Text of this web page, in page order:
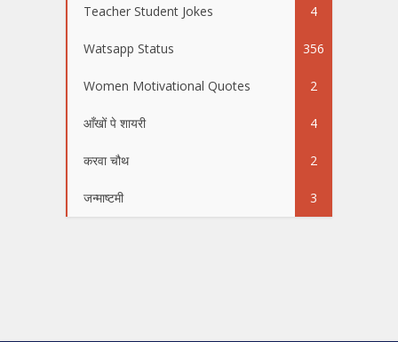
Teacher Student Jokes 4
Watsapp Status 356
Women Motivational Quotes 2
आँखों पे शायरी 4
करवा चौथ 2
जन्माष्टमी 3